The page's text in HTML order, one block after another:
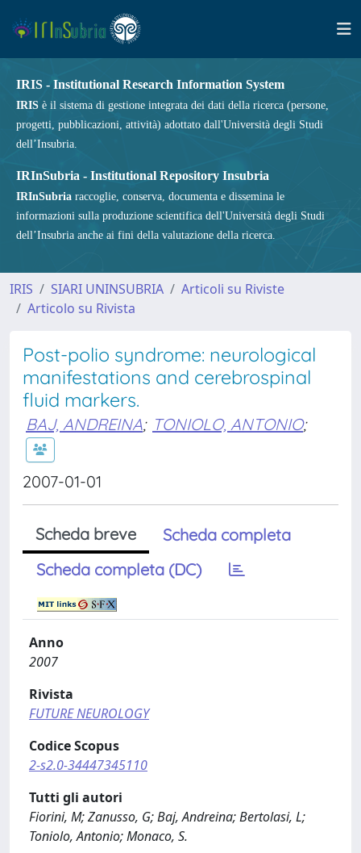
IRIS - Institutional Research Information System
IRIS è il sistema di gestione integrata dei dati della ricerca (persone,
progetti, pubblicazioni, attività) adottato dall'Università degli Studi
dell’Insubria.
IRInSubria - Institutional Repository Insubria
IRInSubria raccoglie, conserva, documenta e dissemina le
informazioni sulla produzione scientifica dell'Università degli Studi
dell’Insubria anche ai fini della valutazione della ricerca.
IRIS SIARI UNINSUBRIA
Articoli su Riviste
Articolo su Rivista
Post-polio syndrome: neurological
manifestations and cerebrospinal
fluid markers.
BAJ, ANDREINA; TONIOLO, ANTONIO;
2007-01-01
Scheda breve
Scheda completa
Scheda completa (DC)
Anno
2007
Rivista
FUTURE NEUROLOGY
Codice Scopus
2-s2.0-34447345110
Tutti gli autori
Fiorini, M; Zanusso, G; Baj, Andreina; Bertolasi, L;
Toniolo, Antonio; Monaco, S.